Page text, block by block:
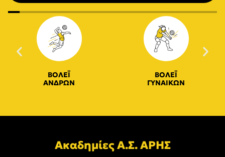
ΒΟΛΕΪ
ΑΝΔΡΩΝ
ΒΟΛΕΪ
ΓΥΝΑΙΚΩΝ
Ακαδημίες Α.Σ. ΑΡΗΣ